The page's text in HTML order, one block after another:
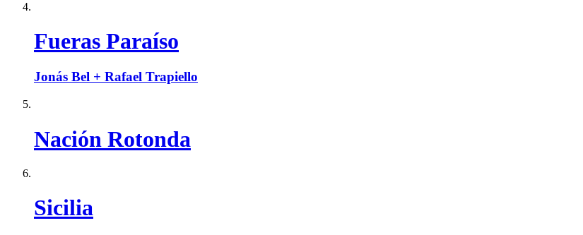
Fueras Paraíso
Jonás Bel + Rafael Trapiello
Nación Rotonda
Sicilia